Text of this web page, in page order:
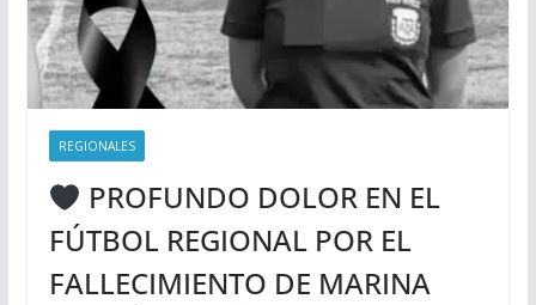
REGIONALES
PROFUNDO DOLOR EN EL
FÚTBOL REGIONAL POR EL
FALLECIMIENTO DE MARINA